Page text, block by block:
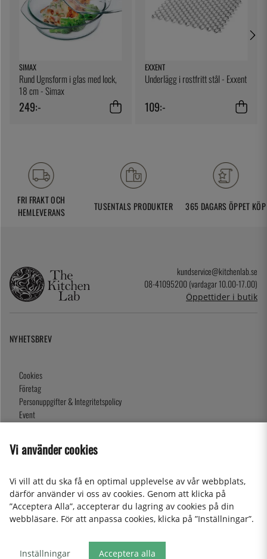
SIMAX
Rund Ugnsform i glas med lock,
18 cm - Simax
249:-
EXXENT
Underlägg i rostfritt stål - Exxent
109:-
FRI FRAKT OCH
HEMLEVERANS
TUSENTALS PRODUKTER 365 DAGARS ÖPPET KÖP
kundservice@kitchenlab.se
08-41095200 (vardagar 10.00-17.00)
Öppettider i butik
NYHETSBREV
Cookies
Företag
Personuppgifter & Integritetspolicy
Event
Om oss
Presentkort
2026 KitchenLab AB
Vi använder cookies
Vi vill att du ska få en optimal upplevelse av vår webbplats,
därför använder vi oss av cookies. Genom att klicka på
”Acceptera Alla”, accepterar du lagring av cookies på din
webbläsare. För att anpassa cookies, klicka på ”Inställningar”.
Inställningar Acceptera alla